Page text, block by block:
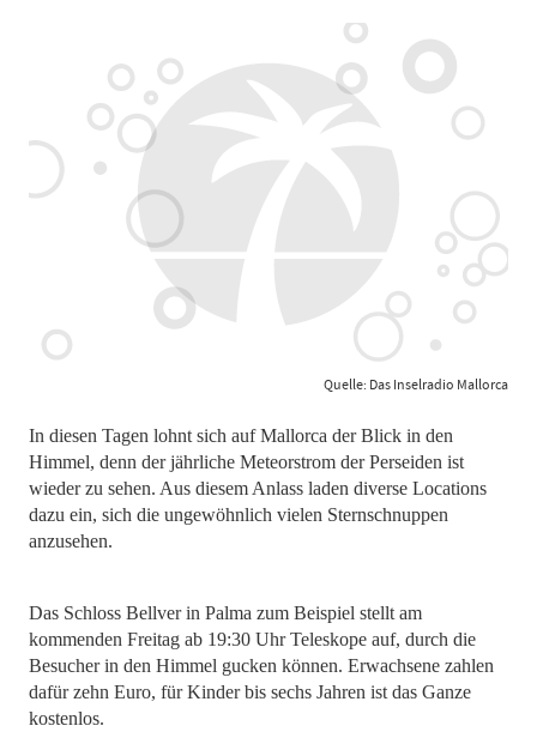
Quelle: Das Inselradio Mallorca
In diesen Tagen lohnt sich auf Mallorca der Blick in den
Himmel, denn der jährliche Meteorstrom der Perseiden ist
wieder zu sehen. Aus diesem Anlass laden diverse Locations
dazu ein, sich die ungewöhnlich vielen Sternschnuppen
anzusehen.
Das Schloss Bellver in Palma zum Beispiel stellt am
kommenden Freitag ab 19:30 Uhr Teleskope auf, durch die
Besucher in den Himmel gucken können. Erwachsene zahlen
dafür zehn Euro, für Kinder bis sechs Jahren ist das Ganze
kostenlos.